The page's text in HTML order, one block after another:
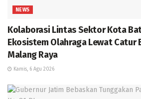
NEWS
Kolaborasi Lintas Sektor Kota
Ekosistem Olahraga Lewat Catur
Malang Raya
Kamis, 6 Agu 2026